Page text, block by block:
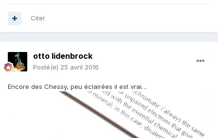
Citer
otto lidenbrock
Posté(e) 25 avril 2016
Encore des Chessy, peu éclairées il est vrai…